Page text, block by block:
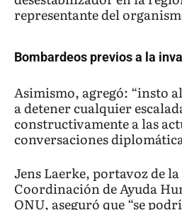
representante del
Bombardeos previos a la
Asimismo, agregó: “insto
a detener cualquier
constructivamente a las
conversaciones
Jens Laerke, portavoz de
Coordinación de Ayuda
ONU, aseguró que “se